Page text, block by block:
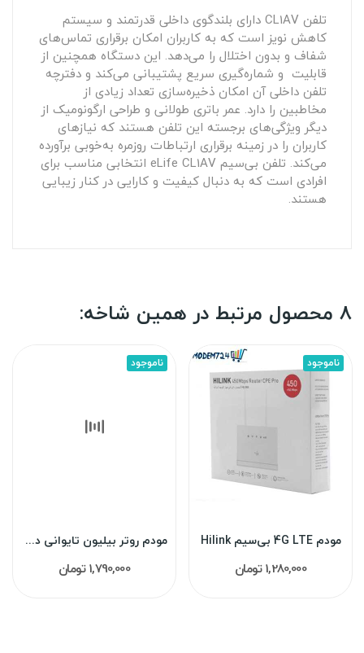
تلفن CL1AV دارای بلندگوی داخلی قدرتمند و سیستم
کاهش نویز است که به کاربران امکان برقراری تماس‌های
شفاف و بدون اختلال را می‌دهد. این دستگاه همچنین از
قابلیت و شماره‌گیری سریع پشتیبانی می‌کند و دفترچه
تلفن داخلی آن امکان ذخیره‌سازی تعداد زیادی از
مخاطبین را دارد. عمر باتری طولانی و طراحی ارگونومیک از
دیگر ویژگی‌های برجسته این تلفن هستند که نیازهای
کاربران را در زمینه برقراری ارتباطات روزمره به‌خوبی برآورده
می‌کند. تلفن بی‌سیم eLife CL1AV انتخابی مناسب برای
افرادی است که به دنبال کیفیت و کارایی در کنار زیبایی
هستند.
8 محصول مرتبط در همین شاخه:
ناموجود
مودم روتر بیلیون تایوانی دوحالته (ADSL2+ ,دو...
1,790,000 تومان
ناموجود
مودم 4G LTE بی‌سیم Hilink
1,280,000 تومان